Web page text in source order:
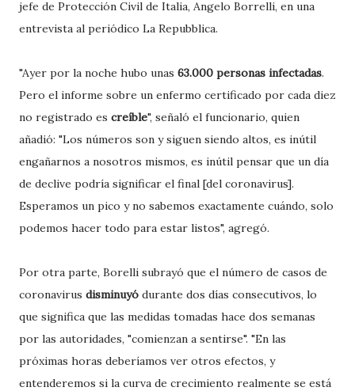
jefe de Protección Civil de Italia, Angelo Borrelli, en una
entrevista al periódico La Repubblica.
"Ayer por la noche hubo unas 63.000 personas infectadas.
Pero el informe sobre un enfermo certificado por cada diez
no registrado es creíble", señaló el funcionario, quien
añadió: "Los números son y siguen siendo altos, es inútil
engañarnos a nosotros mismos, es inútil pensar que un día
de declive podría significar el final [del coronavirus].
Esperamos un pico y no sabemos exactamente cuándo, solo
podemos hacer todo para estar listos", agregó.
Por otra parte, Borelli subrayó que el número de casos de
coronavirus disminuyó durante dos días consecutivos, lo
que significa que las medidas tomadas hace dos semanas
por las autoridades, "comienzan a sentirse". "En las
próximas horas deberíamos ver otros efectos, y
entenderemos si la curva de crecimiento realmente se está